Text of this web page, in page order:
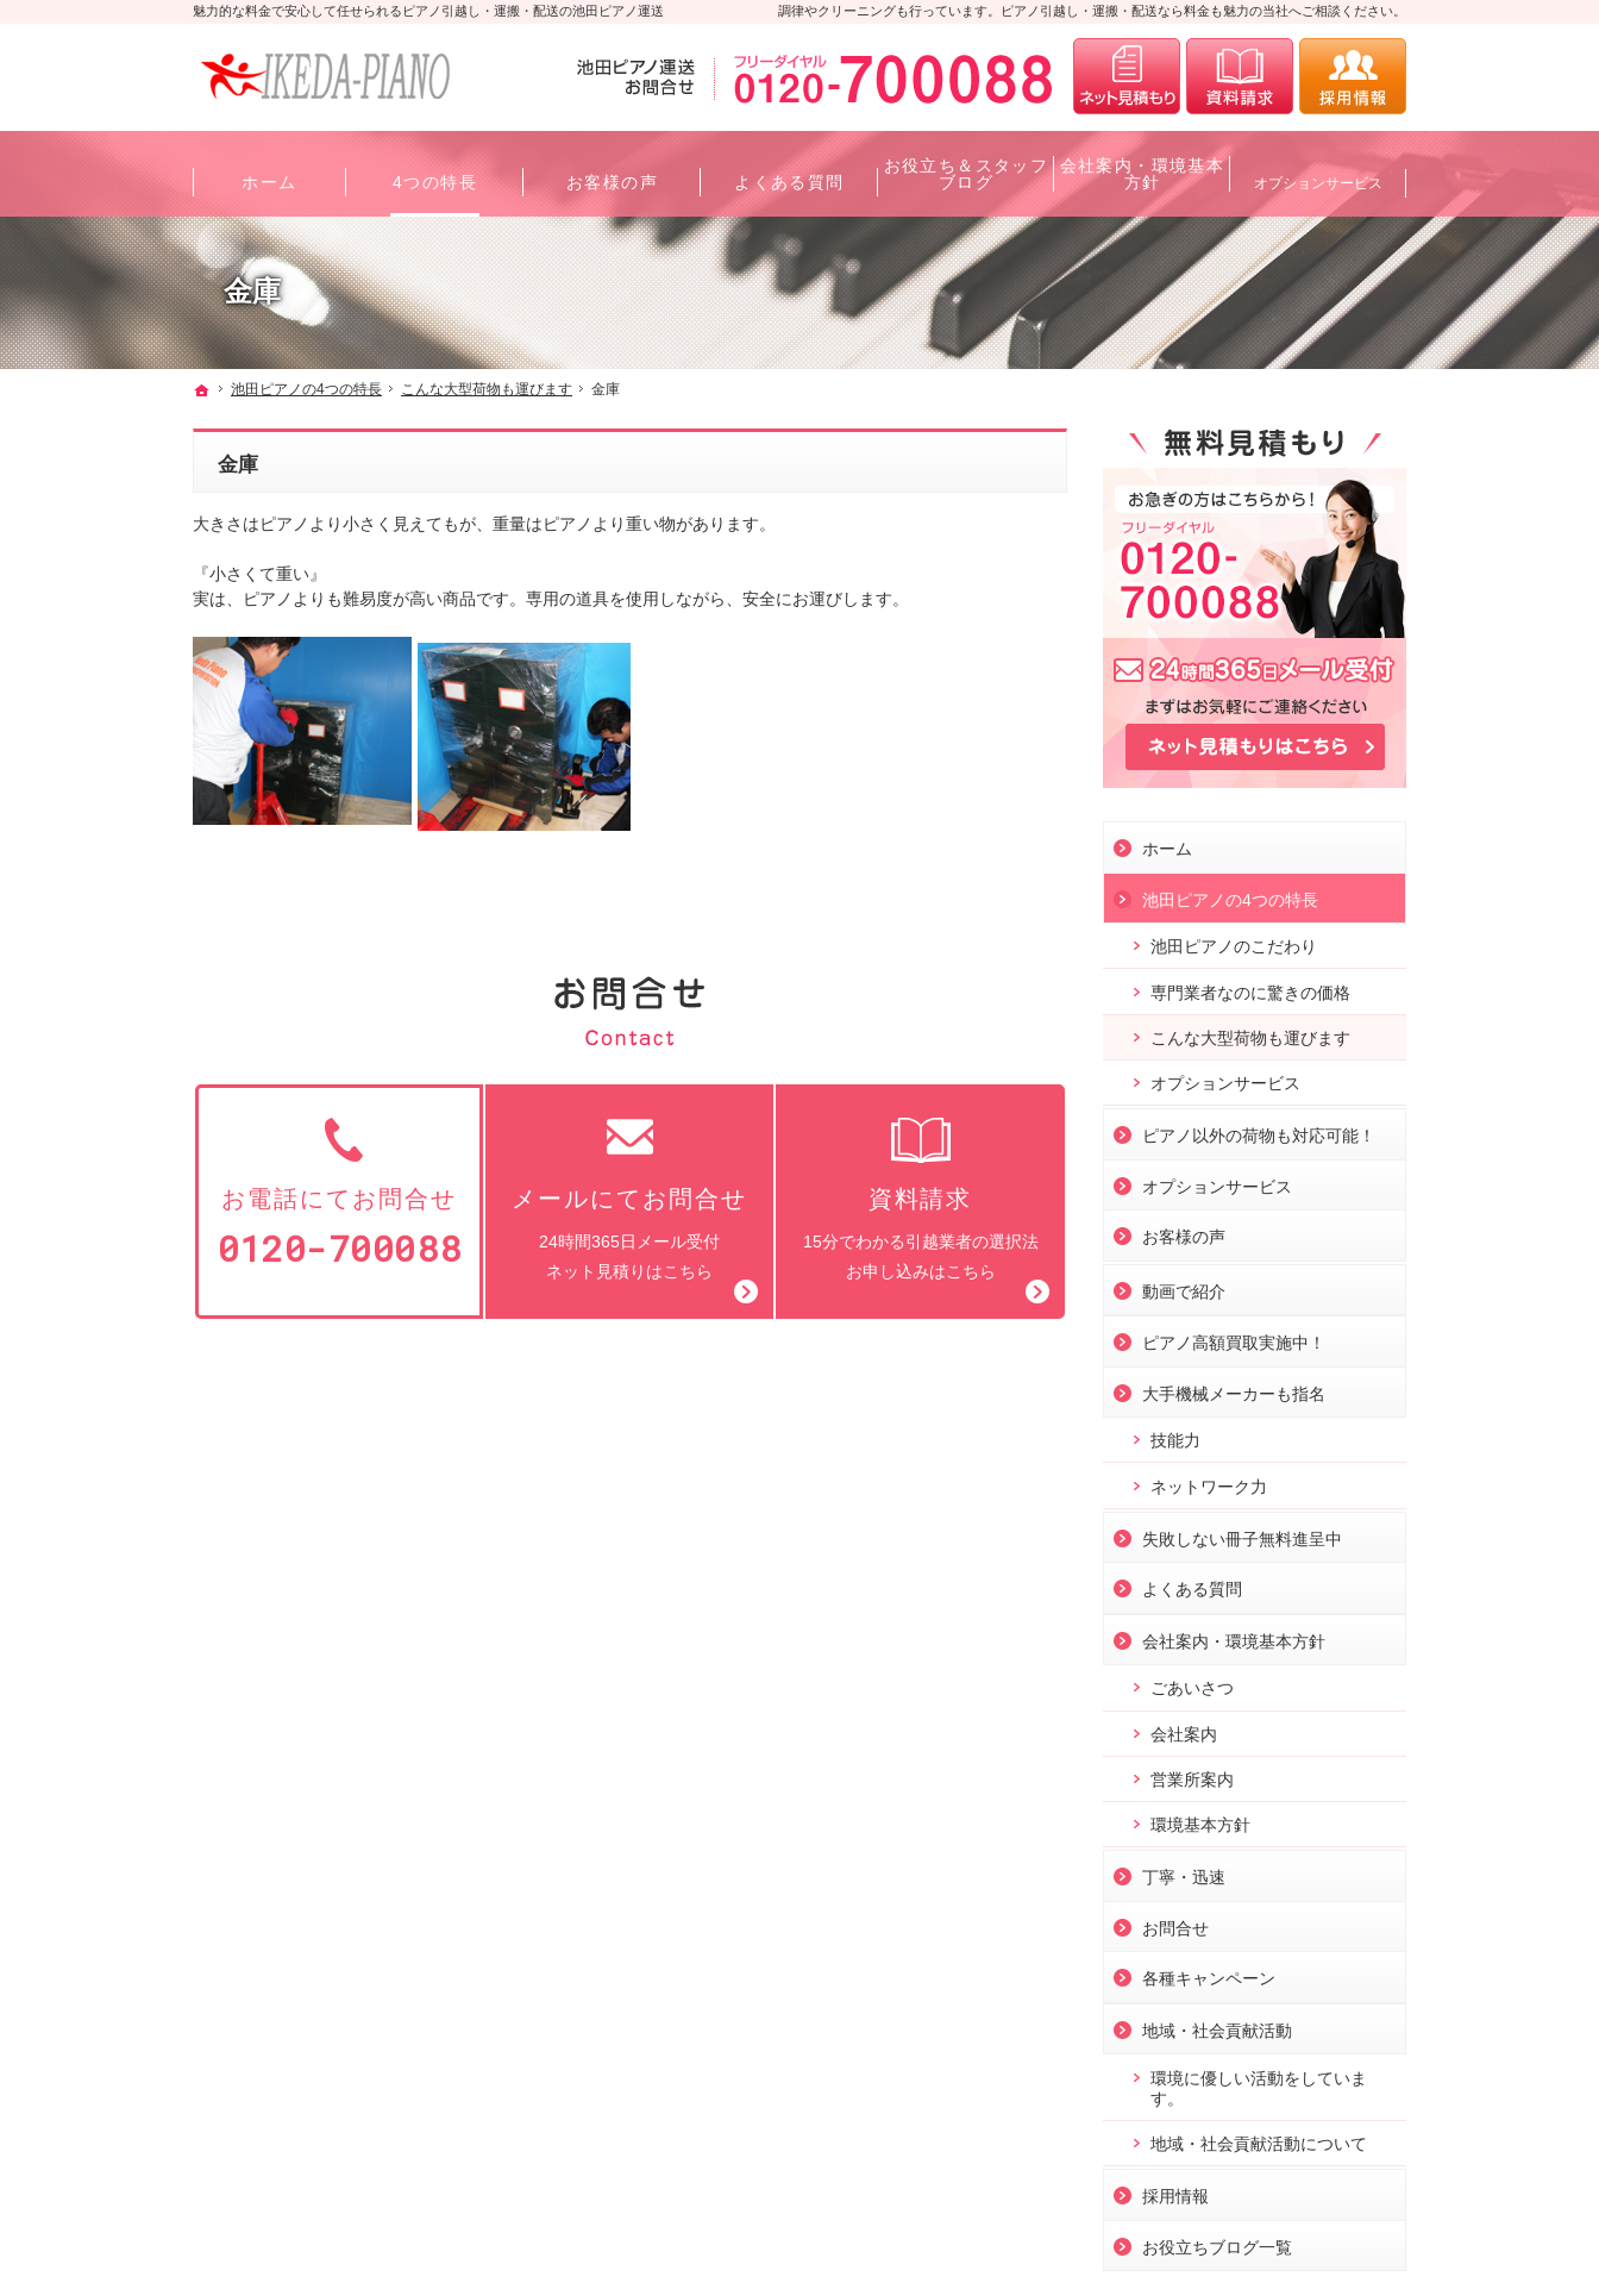
金庫
調律やクリーニングも行っています。ピアノ引越し・運搬・配送なら料金も魅力の当社へご相談ください。
魅力的な料金で安心して任せられるピアノ引越し・運搬・配送の池田ピアノ運送
ホーム
池田ピアノの4つの特長 こんな大型荷物も運びます 金庫
金庫
大きさはピアノより小さく見えてもが、重量はピアノより重い物があります。
『小さくて重い』
実は、ピアノよりも難易度が高い商品です。専用の道具を使用しながら、安全にお運びします。
お問合せ
お電話にてお問合せ
0120-700088
メールにてお問合せ
24時間365日メール受付
ネット見積りはこちら
資料請求
15分でわかる引越業者の選択法
お申し込みはこちら
ホーム
池田ピアノの4つの特長
池田ピアノのこだわり
専門業者なのに驚きの価格
こんな大型荷物も運びます
オプションサービス
ピアノ以外の荷物も対応可能！
オプションサービス
お客様の声
動画で紹介
ピアノ高額買取実施中！
大手機械メーカーも指名
技能力
ネットワーク力
失敗しない冊子無料進呈中
よくある質問
会社案内・環境基本方針
ごあいさつ
会社案内
営業所案内
環境基本方針
丁寧・迅速
お問合せ
各種キャンペーン
地域・社会貢献活動
環境に優しい活動をしていま
す。
地域・社会貢献活動について
採用情報
お役立ちブログ一覧
0120-700088メールにてお問合せ
ホーム 4つの特長 お客様の声 よくある質問
お役立ち＆スタッフ
ブログ
会社案内・環境基本
方針
オプションサービス